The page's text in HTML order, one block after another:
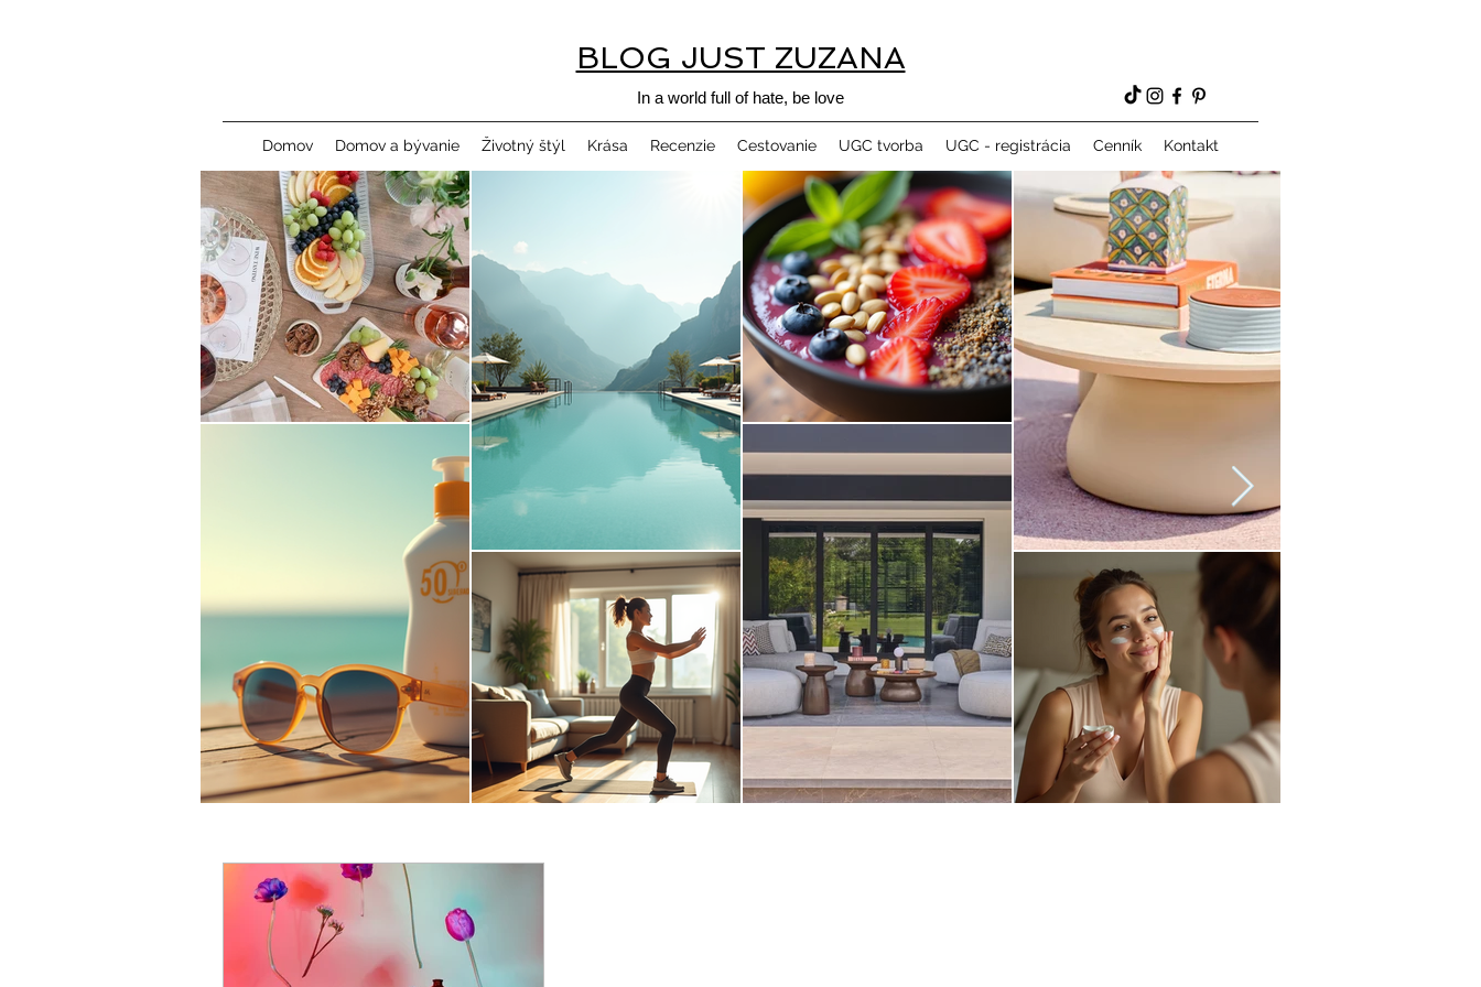
BLOG JUST ZUZANA
In a world full of hate, be love
Domov Domov a bývanie Životný štýl Krása Recenzie Cestovanie UGC tvorba UGC - registrácia Cenník Kontakt